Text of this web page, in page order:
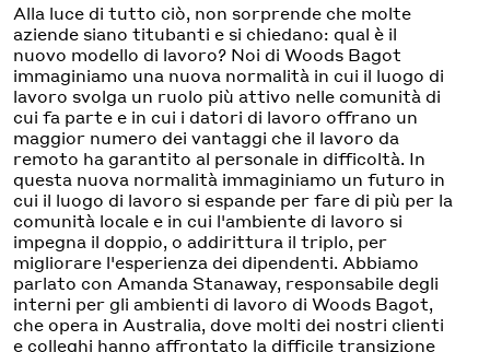
Alla luce di tutto ciò, non sorprende che molte
aziende siano titubanti e si chiedano: qual è il
nuovo modello di lavoro? Noi di Woods Bagot
immaginiamo una nuova normalità in cui il luogo di
lavoro svolga un ruolo più attivo nelle comunità di
cui fa parte e in cui i datori di lavoro offrano un
maggior numero dei vantaggi che il lavoro da
remoto ha garantito al personale in difficoltà. In
questa nuova normalità immaginiamo un futuro in
cui il luogo di lavoro si espande per fare di più per la
comunità locale e in cui l'ambiente di lavoro si
impegna il doppio, o addirittura il triplo, per
migliorare l'esperienza dei dipendenti. Abbiamo
parlato con Amanda Stanaway, responsabile degli
interni per gli ambienti di lavoro di Woods Bagot,
che opera in Australia, dove molti dei nostri clienti
e colleghi hanno affrontato la difficile transizione